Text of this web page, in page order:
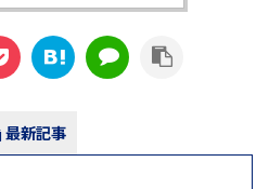
最新記事